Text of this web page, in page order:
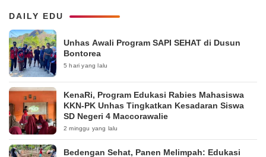
DAILY EDU
Unhas Awali Program SAPI SEHAT di Dusun
Bontorea
5 hari yang lalu
KenaRi, Program Edukasi Rabies Mahasiswa
KKN-PK Unhas Tingkatkan Kesadaran Siswa
SD Negeri 4 Maccorawalie
2 minggu yang lalu
Bedengan Sehat, Panen Melimpah: Edukasi